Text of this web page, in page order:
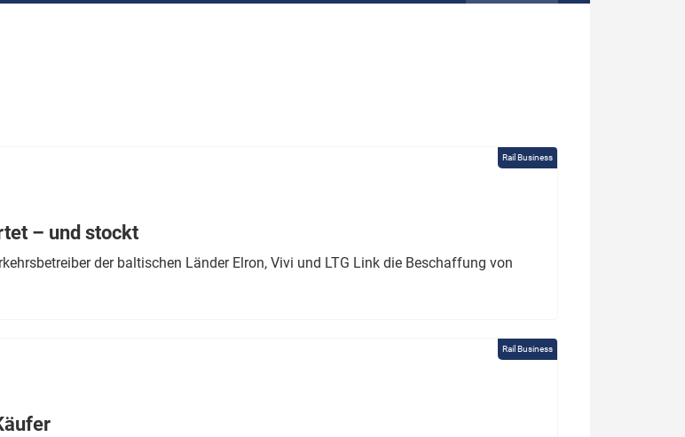
Rail Business
– und stockt
der baltischen Länder Elron, Vivi und LTG Link die Beschaffung von
Rail Business